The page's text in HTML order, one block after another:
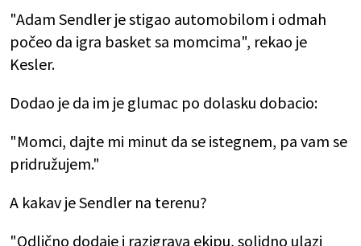
"Adam Sendler je stigao automobilom i odmah
počeo da igra basket sa momcima", rekao je
Kesler.
Dodao je da im je glumac po dolasku dobacio:
"Momci, dajte mi minut da se istegnem, pa vam se
pridružujem."
A kakav je Sendler na terenu?
"Odlično dodaje i razigrava ekipu, solidno ulazi